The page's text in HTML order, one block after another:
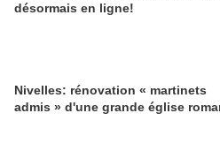
désormais en ligne!
Nivelles: rénovation « martinets
admis » d'une grande église